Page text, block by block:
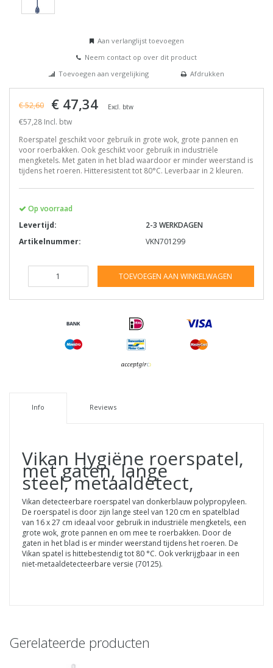
Aan verlanglijst toevoegen
Neem contact op over dit product
Toevoegen aan vergelijking
Afdrukken
€ 52,60 € 47,34 Excl. btw
€57,28 Incl. btw
Roerspatel geschikt voor gebruik in grote wok, grote pannen en
voor roerbakken. Ook geschikt voor gebruik in industriële
mengketels. Met gaten in het blad waardoor er minder weerstand is
tijdens het roeren. Hitteresistent tot 80°C. Leverbaar in 2 kleuren.
Op voorraad
Levertijd:
2-3 WERKDAGEN
Artikelnummer:
VKN701299
TOEVOEGEN AAN WINKELWAGEN
Info Reviews
Vikan Hygiëne roerspatel,
met gaten, lange
steel, metaaldetect,
Vikan detecteerbare roerspatel van donkerblauw polypropyleen.
De roerspatel is door zijn lange steel van 120 cm en spatelblad
van 16 x 27 cm ideaal voor gebruik in industriële mengketels, een
grote wok, grote pannen en om mee te roerbakken. Door de
gaten in het blad is er minder weerstand tijdens het roeren. De
Vikan spatel is hittebestendig tot 80 °C. Ook verkrijgbaar in een
niet-metaaldetecteerbare versie (70125).
Gerelateerde producten